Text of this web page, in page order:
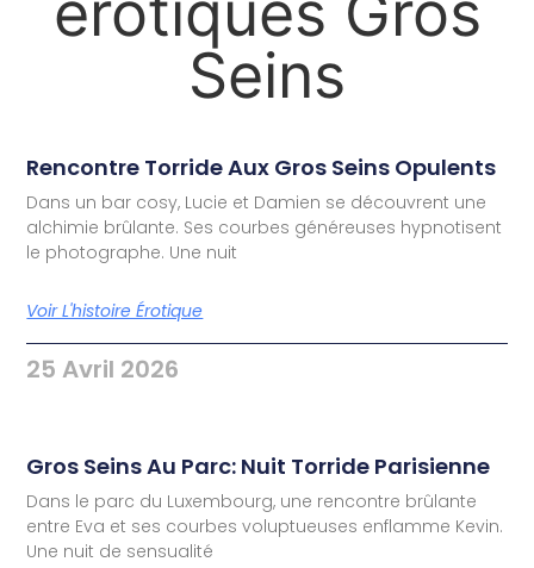
Seins
Rencontre Torride Aux Gros Seins Opulents
Dans un bar cosy, Lucie et Damien se découvrent une
alchimie brûlante. Ses courbes généreuses hypnotisent
le photographe. Une nuit
Voir L'histoire Érotique
25 Avril 2026
Gros Seins Au Parc: Nuit Torride Parisienne
Dans le parc du Luxembourg, une rencontre brûlante
entre Eva et ses courbes voluptueuses enflamme Kevin.
Une nuit de sensualité